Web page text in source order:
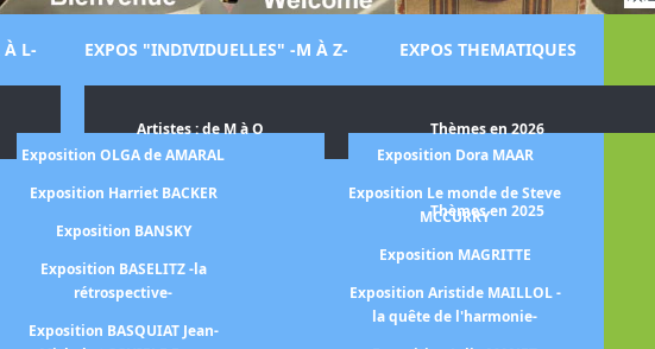
À L-
Exposition OLGA de AMARAL
Exposition Harriet BACKER
Exposition BANSKY
Exposition BASELITZ -la
rétrospective-
Exposition BASQUIAT Jean-
EXPOS "INDIVIDUELLES" -M À Z-
Artistes : de M à O
Exposition Dora MAAR
Exposition Le monde de Steve
MCCURRY
Exposition MAGRITTE
Exposition Aristide MAILLOL -
la quête de l'harmonie-
EXPOS THEMATIQUES
Thèmes en 2026
Thèmes en 2025